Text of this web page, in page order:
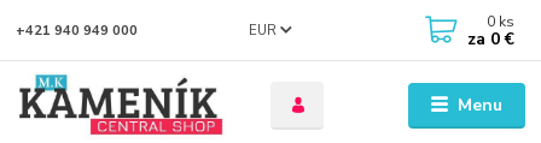
Menu
EUR
+421 940 949 000 0 ks
za 0 €